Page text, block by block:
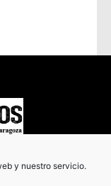
y nuestro servicio.